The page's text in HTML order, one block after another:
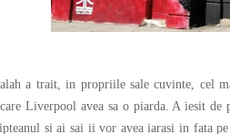
a trait, in propriile sale cuvinte, cel
Liverpool avea sa o piarda. A iesit
si ai sai ii vor avea iarasi in fata